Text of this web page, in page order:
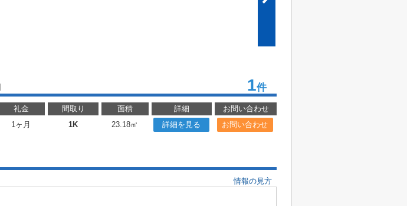
1件
礼金 間取り 面積 詳細
お問い合わせ
1ヶ月 1K 23.18㎡ 詳細を見る お問い合わせ
情報の見方